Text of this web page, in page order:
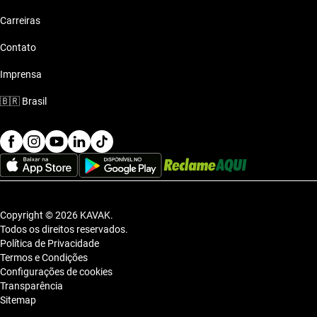
Chery Tiggo
Chery Tiggo 2
Chery Tiggo 3x
Chery Tiggo 5x
Chery Tiggo 7
Chery Tiggo 7 Pro
Chery Tiggo 8
Carreiras
Contato
Imprensa
🇧🇷 Brasil
Copyright © 2026 KAVAK.
Todos os direitos reservados.
Política de Privacidade
Termos e Condições
Configurações de cookies
Transparência
Sitemap